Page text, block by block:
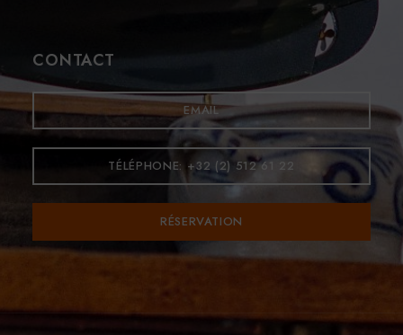
CONTACT
EMAIL
TÉLÉPHONE: +32 (2) 512 61 22
RÉSERVATION